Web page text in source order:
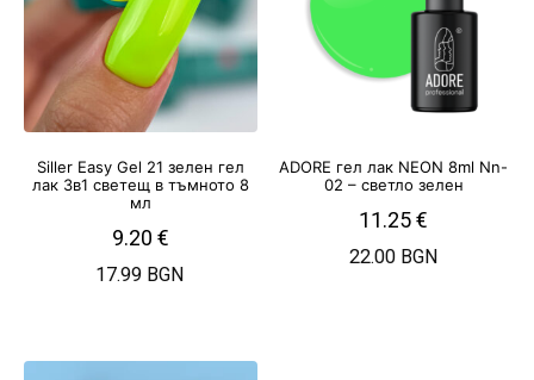
Siller Easy Gel 21 зелен гел
лак 3в1 светещ в тъмното 8
мл
9.20 €
17.99 BGN
ADORE гел лак NEON 8ml Nn-
02 – светло зелен
11.25€
22.00 BGN